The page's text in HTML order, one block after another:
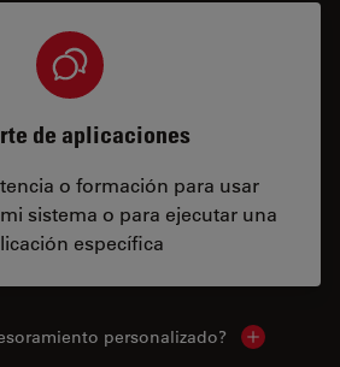
de aplicaciones
o formación para usar
sistema o para ejecutar una
específica
personalizado? Show local